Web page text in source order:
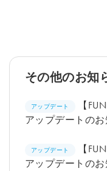
その他のお知
アップデート
【
アップデートの
アップデート
【
アップデートの